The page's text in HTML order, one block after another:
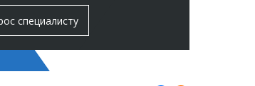
специалисту